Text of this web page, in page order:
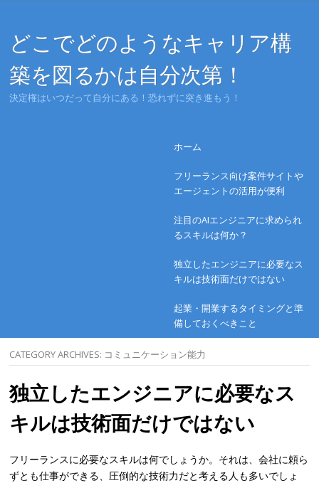
どこでどのようなキャリア構
築を図るかは自分次第！
決定権はいつだって自分にある！恐れずに突き進もう！
Skip to content
ホーム
フリーランス向け案件サイトや
エージェントの活用が便利
注目のAIエンジニアに求められ
るスキルは何か？
独立したエンジニアに必要なス
キルは技術面だけではない
起業・開業するタイミングと準
備しておくべきこと
CATEGORY ARCHIVES: コミュニケーション能力
独立したエンジニアに必要なス
キルは技術面だけではない
フリーランスに必要なスキルは何でしょうか。それは、会社に頼ら
ずとも仕事ができる、圧倒的な技術力だと考える人も多いでしょ